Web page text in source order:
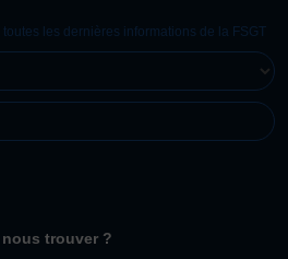
les dernières informations de la FSGT
UN
(NÉCESSAIRE)
MAIL
nous trouver ?